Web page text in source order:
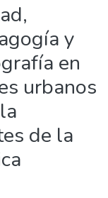
y
en
urbanos
de la